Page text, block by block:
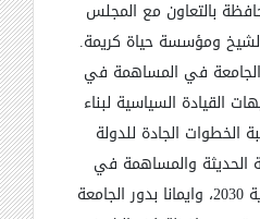
بالتعاون مع المجلس
ومؤسسة حياة كريمة.
في المساهمة في
القيادة السياسية لبناء
الخطوات الجادة للدولة
الحديثة والمساهمة في
تحقيق اهدافها وفق رؤية 2030، وايمانا بدور الجامعة